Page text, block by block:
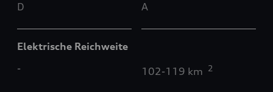
D
A
Elektrische Reichweite
-
102-119 km 2